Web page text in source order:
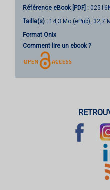
Référence eBook [PDF] :
Taille(s) : 14,3 Mo (ePub), 32,7
Format Onix
Comment lire un ebook ?